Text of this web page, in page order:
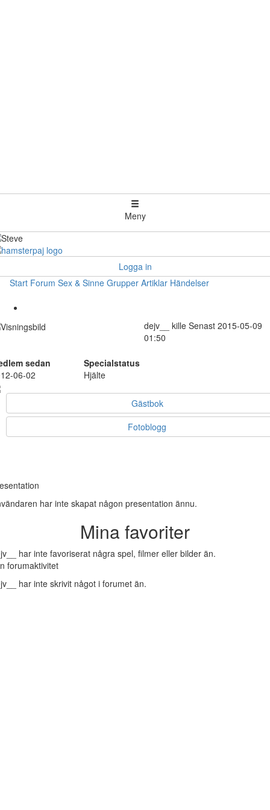
Meny
Logga in
Start Forum Sex & Sinne Grupper Artiklar Händelser
dejv__ kille Senast 2015-05-09
01:50
sedan
Specialstatus
06-02
Hjälte
Gästbok
Fotoblogg
har inte skapat någon presentation ännu.
Mina favoriter
har inte favoriserat några spel, filmer eller bilder än.
forumaktivitet
har inte skrivit något i forumet än.